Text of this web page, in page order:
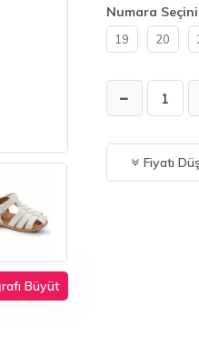
Büyüt
Numara
19 20
Fiyatı